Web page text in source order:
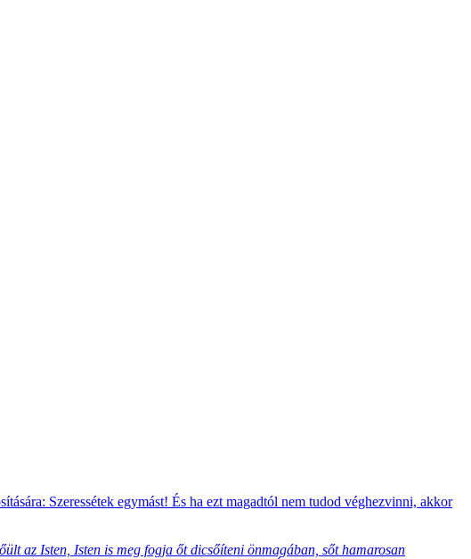
Szeressétek egymást! És ha ezt magadtól nem tudod véghezvinni, akkor
az Isten, Isten is meg fogja őt dicsőíteni önmagában, sőt hamarosan